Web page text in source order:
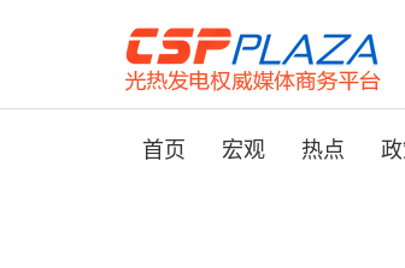
首页 宏观 热点